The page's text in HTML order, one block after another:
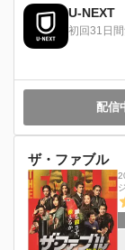
U-NEXT
初回31日
配信
ザ・ファブル